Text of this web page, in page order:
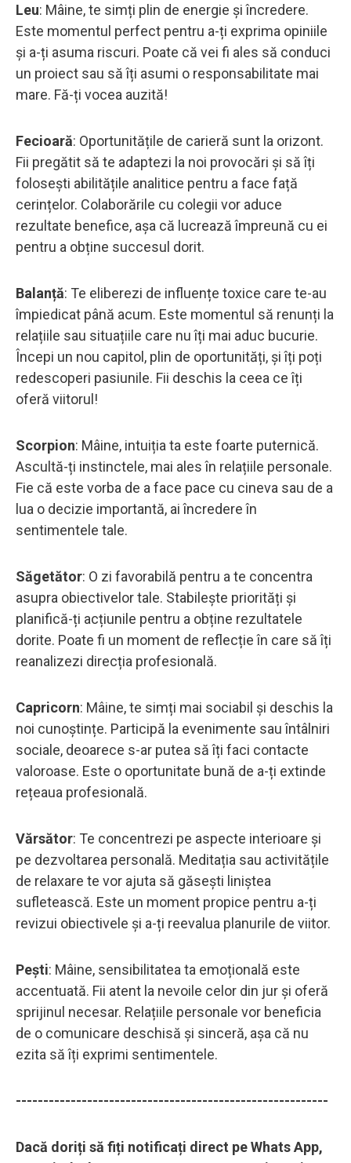
Leu: Mâine, te simți plin de energie și încredere.
Este momentul perfect pentru a-ți exprima opiniile
și a-ți asuma riscuri. Poate că vei fi ales să conduci
un proiect sau să îți asumi o responsabilitate mai
mare. Fă-ți vocea auzită!
Fecioară: Oportunitățile de carieră sunt la orizont.
Fii pregătit să te adaptezi la noi provocări și să îți
folosești abilitățile analitice pentru a face față
cerințelor. Colaborările cu colegii vor aduce
rezultate benefice, așa că lucrează împreună cu ei
pentru a obține succesul dorit.
Balanță: Te eliberezi de influențe toxice care te-au
împiedicat până acum. Este momentul să renunți la
relațiile sau situațiile care nu îți mai aduc bucurie.
Începi un nou capitol, plin de oportunități, și îți poți
redescoperi pasiunile. Fii deschis la ceea ce îți
oferă viitorul!
Scorpion: Mâine, intuiția ta este foarte puternică.
Ascultă-ți instinctele, mai ales în relațiile personale.
Fie că este vorba de a face pace cu cineva sau de a
lua o decizie importantă, ai încredere în
sentimentele tale.
Săgetător: O zi favorabilă pentru a te concentra
asupra obiectivelor tale. Stabilește priorități și
planifică-ți acțiunile pentru a obține rezultatele
dorite. Poate fi un moment de reflecție în care să îți
reanalizezi direcția profesională.
Capricorn: Mâine, te simți mai sociabil și deschis la
noi cunoștințe. Participă la evenimente sau întâlniri
sociale, deoarece s-ar putea să îți faci contacte
valoroase. Este o oportunitate bună de a-ți extinde
rețeaua profesională.
Vărsător: Te concentrezi pe aspecte interioare și
pe dezvoltarea personală. Meditația sau activitățile
de relaxare te vor ajuta să găsești liniștea
sufletească. Este un moment propice pentru a-ți
revizui obiectivele și a-ți reevalua planurile de viitor.
Pești: Mâine, sensibilitatea ta emoțională este
accentuată. Fii atent la nevoile celor din jur și oferă
sprijinul necesar. Relațiile personale vor beneficia
de o comunicare deschisă și sinceră, așa că nu
ezita să îți exprimi sentimentele.
---------------------------------------------------------
Dacă doriți să fiți notificați direct pe Whats App,